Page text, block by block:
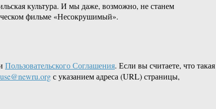
культура. И мы даже, возможно, не станем
фильме «Несокрушимый».
Пользовательского Соглашения. Если вы считаете, что такая
с указанием адреса (URL) страницы,